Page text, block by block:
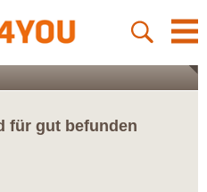
für gut befunden